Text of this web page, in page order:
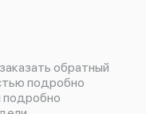
обратный
подробно
подробно